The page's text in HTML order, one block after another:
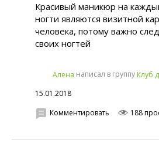
Красивый маникюр на
ногти являются визитной
человека, потому важно
своих ногтей
Алена написал в группу Клуб
15.01.2018
Комментировать
188